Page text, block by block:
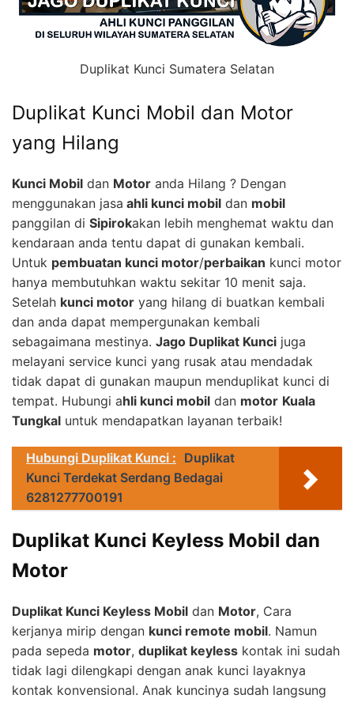
Duplikat Kunci Sumatera Selatan
Duplikat Kunci Mobil dan Motor
yang Hilang
Kunci Mobil dan Motor anda Hilang ? Dengan
menggunakan jasa ahli kunci mobil dan mobil
panggilan di Sipirokakan lebih menghemat waktu dan
kendaraan anda tentu dapat di gunakan kembali.
Untuk pembuatan kunci motor/perbaikan kunci motor
hanya membutuhkan waktu sekitar 10 menit saja.
Setelah kunci motor yang hilang di buatkan kembali
dan anda dapat mempergunakan kembali
sebagaimana mestinya. Jago Duplikat Kunci juga
melayani service kunci yang rusak atau mendadak
tidak dapat di gunakan maupun menduplikat kunci di
tempat. Hubungi ahli kunci mobil dan motor Kuala
Tungkal untuk mendapatkan layanan terbaik!
Hubungi Duplikat Kunci : Duplikat
Kunci Terdekat Serdang Bedagai
6281277700191
Duplikat Kunci Keyless Mobil dan
Motor
Duplikat Kunci Keyless Mobil dan Motor, Cara
kerjanya mirip dengan kunci remote mobil. Namun
pada sepeda motor, duplikat keyless kontak ini sudah
tidak lagi dilengkapi dengan anak kunci layaknya
kontak konvensional. Anak kuncinya sudah langsung